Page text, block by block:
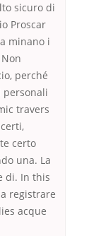
sicuro di
Proscar
minano i
perché
personali
travers
certo
una. La
di. In this
registrare
acque